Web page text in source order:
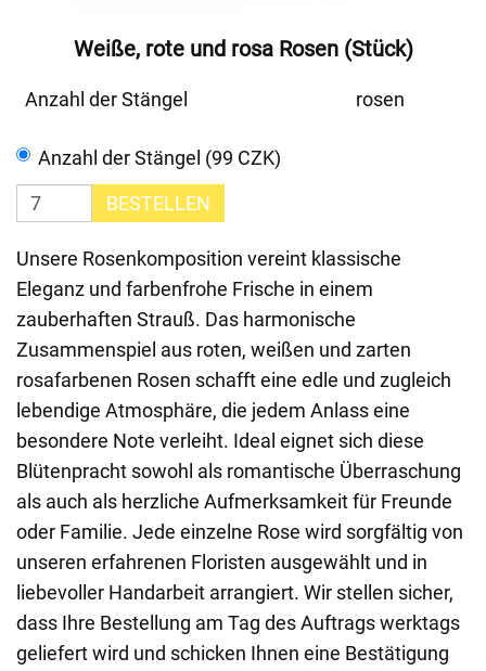
Weiße, rote und rosa Rosen (Stück)
Anzahl der Stängel rosen
Anzahl der Stängel (99 CZK)
BESTELLEN
Unsere Rosenkomposition vereint klassische
Eleganz und farbenfrohe Frische in einem
zauberhaften Strauß. Das harmonische
Zusammenspiel aus roten, weißen und zarten
rosafarbenen Rosen schafft eine edle und zugleich
lebendige Atmosphäre, die jedem Anlass eine
besondere Note verleiht. Ideal eignet sich diese
Blütenpracht sowohl als romantische Überraschung
als auch als herzliche Aufmerksamkeit für Freunde
oder Familie. Jede einzelne Rose wird sorgfältig von
unseren erfahrenen Floristen ausgewählt und in
liebevoller Handarbeit arrangiert. Wir stellen sicher,
dass Ihre Bestellung am Tag des Auftrags werktags
geliefert wird und schicken Ihnen eine Bestätigung